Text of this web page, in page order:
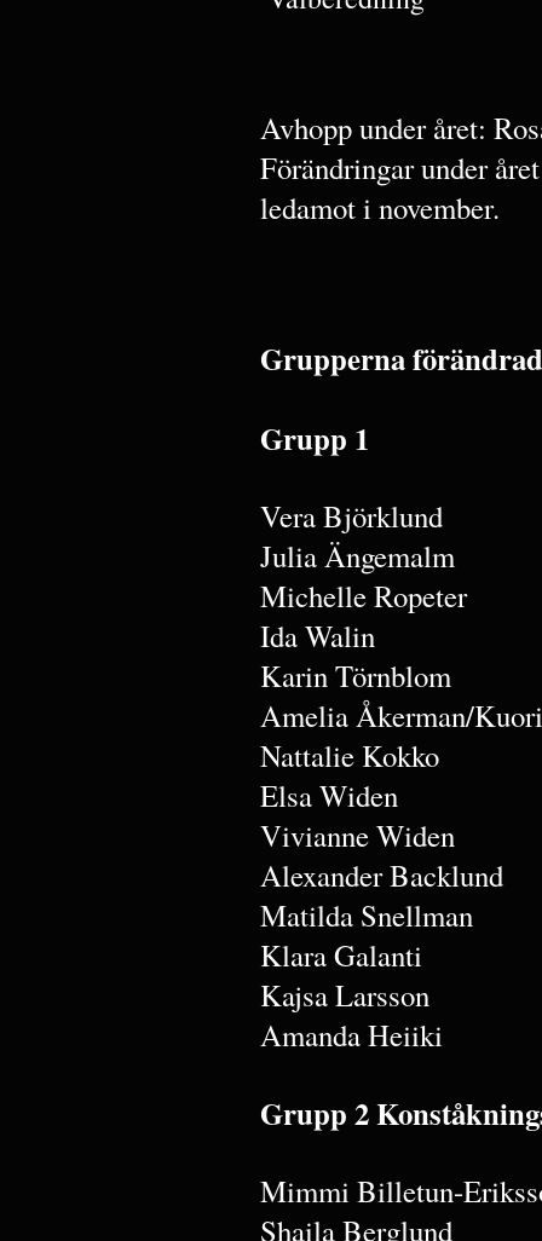
Avhopp under året:
Förändringar under
ledamot i november.
Grupperna
Grupp 1
Vera Björklund
Julia Ängemalm
Michelle Ropeter
Ida Walin
Karin Törnblom
Amelia Åkerman/
Nattalie Kokko
Elsa Widen
Vivianne Widen
Alexander Backlund
Matilda Snellman
Klara Galanti
Kajsa Larsson
Amanda Heiiki
Grupp 2
Mimmi Billetun-
Shaila Berglund